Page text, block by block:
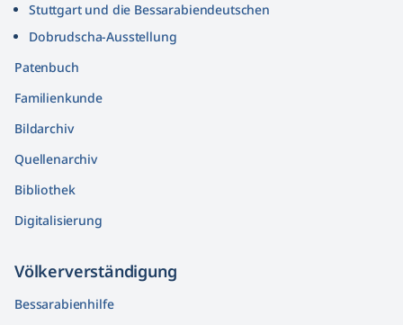
Stuttgart und die Bessarabiendeutschen
Dobrudscha­-Ausstellung
Patenbuch
Familienkunde
Bildarchiv
Quellenarchiv
Bibliothek
Digitalisierung
Völkerver­ständigung
Bessarabienhilfe